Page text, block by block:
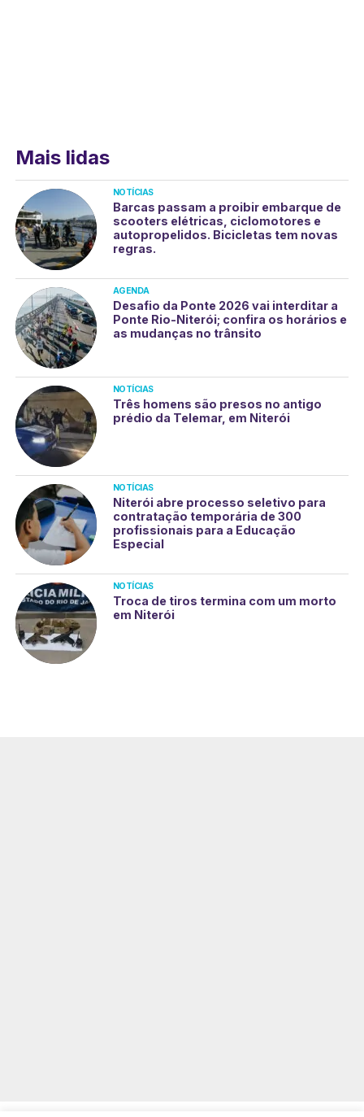
Mais lidas
NOTÍCIAS
Barcas passam a proibir embarque de
scooters elétricas, ciclomotores e
autopropelidos. Bicicletas tem novas
regras.
AGENDA
Desafio da Ponte 2026 vai interditar a
Ponte Rio-Niterói; confira os horários e
as mudanças no trânsito
NOTÍCIAS
Três homens são presos no antigo
prédio da Telemar, em Niterói
NOTÍCIAS
Niterói abre processo seletivo para
contratação temporária de 300
profissionais para a Educação
Especial
NOTÍCIAS
Troca de tiros termina com um morto
em Niterói